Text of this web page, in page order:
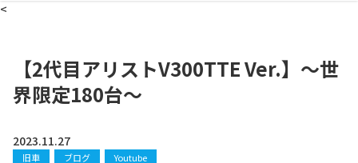
STAFF
<
【2代目アリストV300TTE Ver.】〜世
界限定180台〜
2023.11.27
旧車 ブログ Youtube